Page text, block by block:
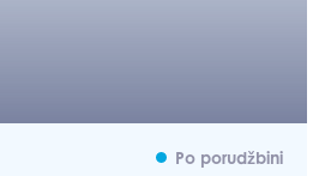
Po porudžbini